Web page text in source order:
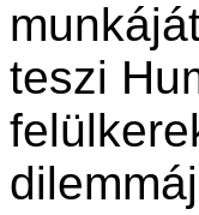
teszi